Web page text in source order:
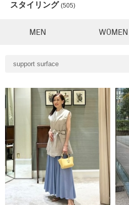
スタイリング (505)
MEN WOMEN
support surface